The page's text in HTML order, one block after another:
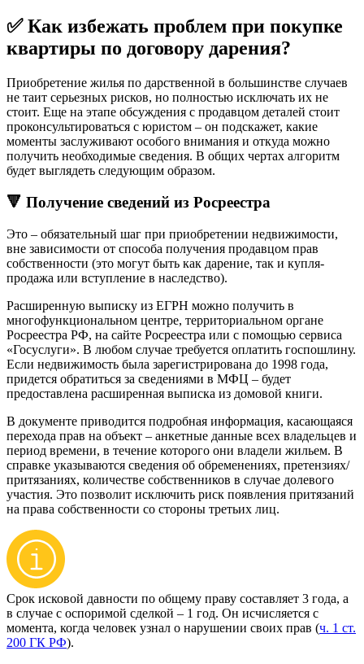
✅ Как избежать проблем при покупке
квартиры по договору дарения?
Приобретение жилья по дарственной в большинстве случаев
не таит серьезных рисков, но полностью исключать их не
стоит. Еще на этапе обсуждения с продавцом деталей стоит
проконсультироваться с юристом – он подскажет, какие
моменты заслуживают особого внимания и откуда можно
получить необходимые сведения. В общих чертах алгоритм
будет выглядеть следующим образом.
🔻 Получение сведений из Росреестра
Это – обязательный шаг при приобретении недвижимости,
вне зависимости от способа получения продавцом прав
собственности (это могут быть как дарение, так и купля-
продажа или вступление в наследство).
Расширенную выписку из ЕГРН можно получить в
многофункциональном центре, территориальном органе
Росреестра РФ, на сайте Росреестра или с помощью сервиса
«Госуслуги». В любом случае требуется оплатить госпошлину.
Если недвижимость была зарегистрирована до 1998 года,
придется обратиться за сведениями в МФЦ – будет
предоставлена расширенная выписка из домовой книги.
В документе приводится подробная информация, касающаяся
перехода прав на объект – анкетные данные всех владельцев и
период времени, в течение которого они владели жильем. В
справке указываются сведения об обременениях, претензиях/
притязаниях, количестве собственников в случае долевого
участия. Это позволит исключить риск появления притязаний
на права собственности со стороны третьих лиц.
Срок исковой давности по общему праву составляет 3 года, а
в случае с оспоримой сделкой – 1 год. Он исчисляется с
момента, когда человек узнал о нарушении своих прав (ч. 1 ст.
200 ГК РФ).